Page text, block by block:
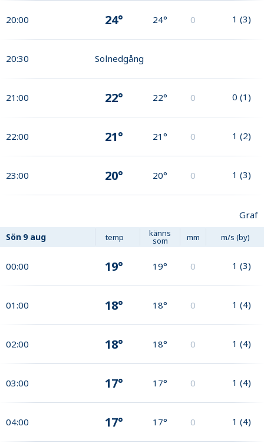
20:00 24° 24° 0 1 (3)
20:30 Solnedgång
21:00 22° 22° 0 0 (1)
22:00 21° 21° 0 1 (2)
23:00 20° 20° 0 1 (3)
Graf
Sön 9 aug temp känns
som mm m/s (by)
00:00 19° 19° 0 1 (3)
01:00 18° 18° 0 1 (4)
02:00 18° 18° 0 1 (4)
03:00 17° 17° 0 1 (4)
04:00 17° 17° 0 1 (4)